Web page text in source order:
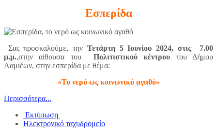
Εσπερίδα
Σας προσκαλούμε, την Τετάρτη 5 Ιουνίου 2024, στις 7.00
μ.μ.,στην αίθουσα του Πολιτιστικού κέντρου του Δήμου
Λαμιέων, στην εσπερίδα με θέμα:
«Το νερό ως κοινωνικό αγαθό»
Περισσότερα...
Εκτύπωση
Ηλεκτρονικό ταχυδρομείο